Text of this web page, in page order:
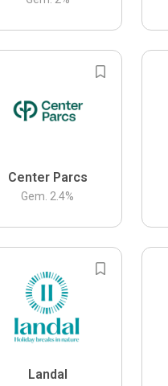
Center Parcs
Gem. 2.4%
Landal